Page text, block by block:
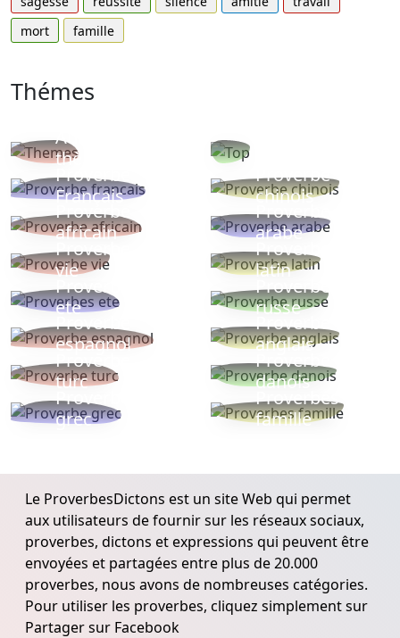
mort
famille
Thémes
Autres
thèmes
Proverbe
Français
Proverbe
chinois
Proverbe
africain
Proverbe
arabe
Proverbe
vie
Proverbe
latin
Proverbes
ete
Proverbe
russe
Proverbe
espagnol
Proverbe
anglais
Proverbe
turc
Proverbe
danois
Proverbe
grec
Proverbes
famille
Le ProverbesDictons est un site Web qui permet
aux utilisateurs de fournir sur les réseaux sociaux,
proverbes, dictons et expressions qui peuvent être
envoyées et partagées entre plus de 20.000
proverbes, nous avons de nombreuses catégories.
Pour utiliser les proverbes, cliquez simplement sur
Partager sur Facebook